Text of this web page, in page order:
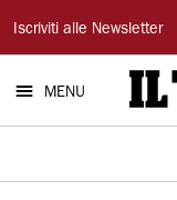
Il
Tirreno
Iscriviti alle Newsletter
MENU